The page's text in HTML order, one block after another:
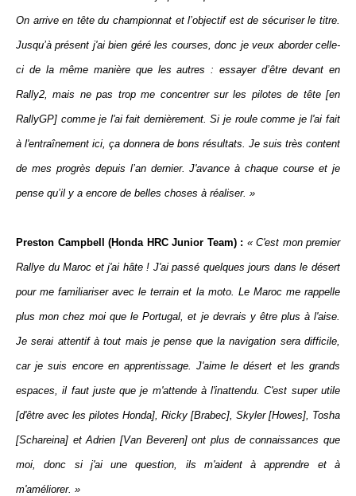
On arrive en tête du championnat et l’objectif est de sécuriser le titre.
Jusqu’à présent j'ai bien géré les courses, donc je veux aborder celle-
ci de la même manière que les autres : essayer d’être devant en
Rally2, mais ne pas trop me concentrer sur les pilotes de tête [en
RallyGP] comme je l'ai fait dernièrement. Si je roule comme je l'ai fait
à l'entraînement ici, ça donnera de bons résultats. Je suis très content
de mes progrès depuis l’an dernier. J'avance à chaque course et je
pense qu’il y a encore de belles choses à réaliser. »
Preston Campbell (Honda HRC Junior Team) : « C'est mon premier
Rallye du Maroc et j'ai hâte ! J'ai passé quelques jours dans le désert
pour me familiariser avec le terrain et la moto. Le Maroc me rappelle
plus mon chez moi que le Portugal, et je devrais y être plus à l'aise.
Je serai attentif à tout mais je pense que la navigation sera difficile,
car je suis encore en apprentissage. J'aime le désert et les grands
espaces, il faut juste que je m'attende à l'inattendu. C'est super utile
[d'être avec les pilotes Honda], Ricky [Brabec], Skyler [Howes], Tosha
[Schareina] et Adrien [Van Beveren] ont plus de connaissances que
moi, donc si j'ai une question, ils m'aident à apprendre et à
m'améliorer. »